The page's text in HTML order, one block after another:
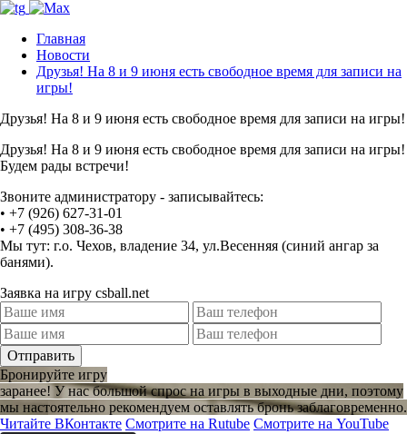
Главная
Новости
Друзья! На 8 и 9 июня есть свободное время для записи на
игры!
Друзья! На 8 и 9 июня есть свободное время для записи на игры!
Друзья! На 8 и 9 июня есть свободное время для записи на игры!
Будем рады встречи!
Звоните администратору - записывайтесь:
• +7 (926) 627-31-01
• +7 (495) 308-36-38
Мы тут: г.о. Чехов, владение 34, ул.Весенняя (синий ангар за
банями).
Заявка на игру csball.net
Отправить
Бронируйте игру
заранее! У нас большой спрос на игры в выходные дни, поэтому
мы настоятельно рекомендуем оставлять бронь заблаговременно.
Читайте ВКонтакте Смотрите на Rutube Смотрите на YouTube